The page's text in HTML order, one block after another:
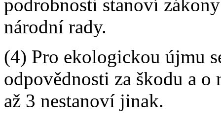
podrobnosti stanoví
národní rady.
(4) Pro ekologickou újmu
odpovědnosti za škodu a o
až 3 nestanoví jinak.